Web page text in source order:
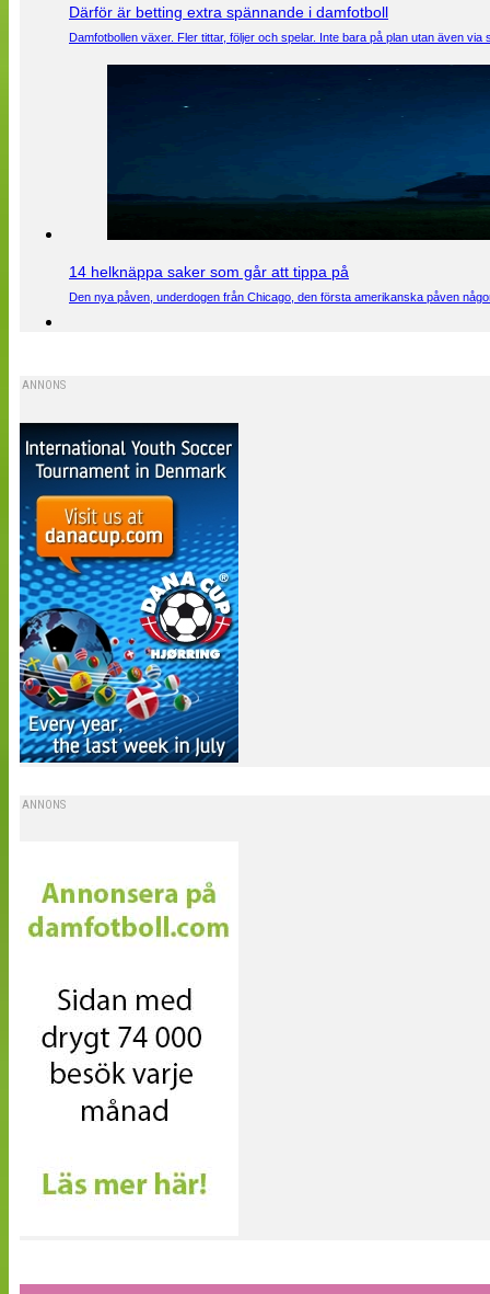
Därför är betting extra spännande i damfotboll
Damfotbollen växer. Fler tittar, följer och spelar. Inte bara på plan utan även
14 helknäppa saker som går att tippa på
Den nya påven, underdogen från Chicago, den första amerikanska påven
ANNONS
ANNONS